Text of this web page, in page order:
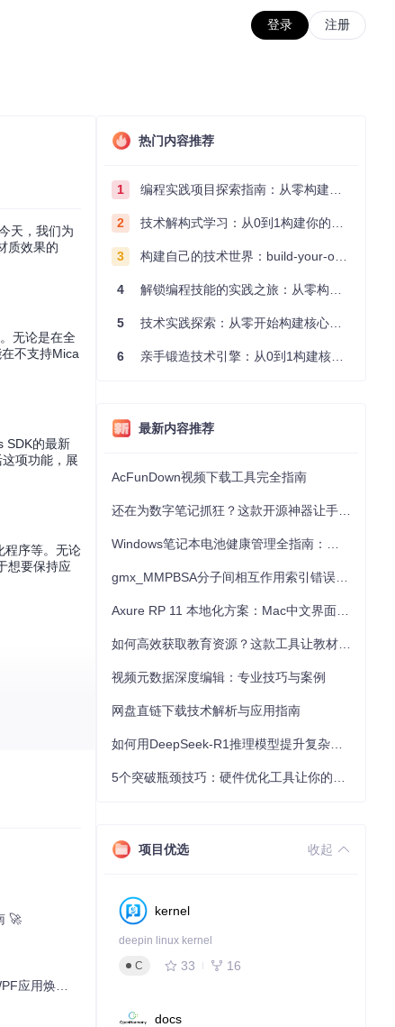
登录 注册
天，我们为
质效果的
无论是在全
不支持Mica
SDK的最新
项功能，展
程序等。无论
想要保持应
🚀
焕然一新
热门内容推荐
1 编程实践项目探索指南：从零构建技术能力体系
2 技术解构式学习：从0到1构建你的编程知识体系
3 构建自己的技术世界：build-your-own-x项目的实践探索指南
4 解锁编程技能的实践之旅：从零构建你的技术世界
5 技术实践探索：从零开始构建核心系统的实践指南
6 亲手锻造技术引擎：从0到1构建核心系统的实践指南
最新内容推荐
AcFunDown视频下载工具完全指南
视频元数据深度编辑：专业技巧与案例
网盘直链下载技术解析与应用指南
项目优选 收起
kernel
deepin linux kernel
C
33 16
docs